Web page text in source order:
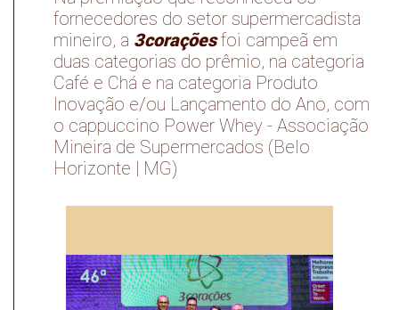
fornecedores do setor supermercadista
mineiro, a 3coraçõesfoi campeã em
duas categorias do prêmio, na categoria
Café e Chá e na categoria Produto
Inovação e/ou Lançamento do Ano, com
o cappuccino Power Whey - Associação
Mineira de Supermercados (Belo
Horizonte | MG)